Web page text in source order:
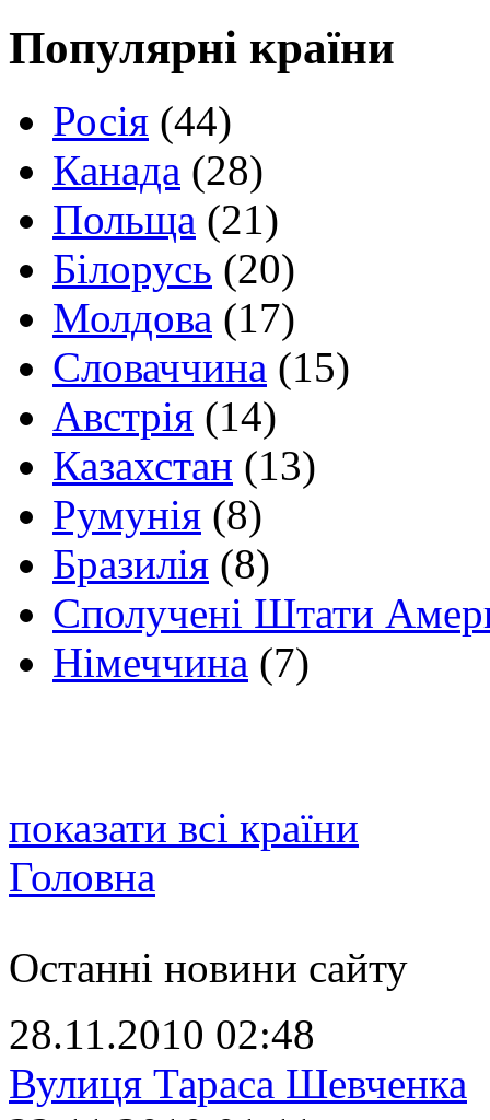
Популярні країни
Росія (44)
Канада (28)
Польща (21)
Білорусь (20)
Молдова (17)
Словаччина (15)
Австрія (14)
Казахстан (13)
Румунія (8)
Бразилія (8)
Сполучені Штати
Німеччина (7)
показати всі країни
Головна
Останні новини сайту
28.11.2010 02:48
Вулиця Тараса Шевченка